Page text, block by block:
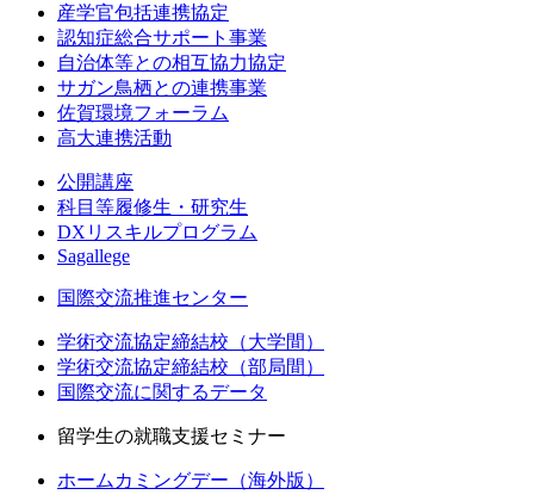
産学官包括連携協定
認知症総合サポート事業
自治体等との相互協力協定
サガン鳥栖との連携事業
佐賀環境フォーラム
高大連携活動
公開講座
科目等履修生・研究生
DXリスキルプログラム
Sagallege
国際交流推進センター
学術交流協定締結校（大学間）
学術交流協定締結校（部局間）
国際交流に関するデータ
留学生の就職支援セミナー
ホームカミングデー（海外版）